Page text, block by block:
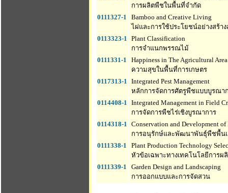
การผลิตพืชในพื้นที่จำกัด
0111327-1
Bamboo and Creative Living
ไผ่และการใช้ประโยชน์อย่างสร้า
0113323-1 Plant Classification
การจำแนกพรรณไม้
0111331-1
Happiness in The Agricultural Area
ความสุขในพื้นที่การเกษตร
0117313-1 Integrated Pest Management
หลักการจัดการศัตรูพืชแบบบูรณา
0114408-1 Integrated Management in Field
การจัดการพืชไร่เชิงบูรณาการ
0114318-1 Conservation and Development
การอนุรักษ์และพัฒนาพันธุ์พืชพื้น
0111338-1
Plant Production Technology
หัวข้อเฉพาะทางเทคโนโลยีการผ
0111339-1
Garden Design and Landscaping
การออกแบบและการจัดสวน